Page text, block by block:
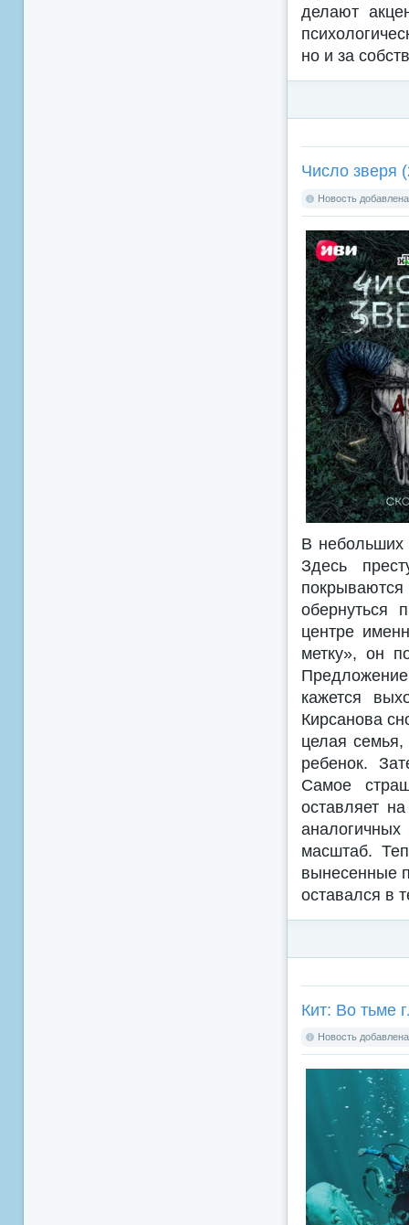
делают
но и за
Число зверя
Новость
В небольших
Здесь
обернуться
центре
метку», он
кажется
Кирсанова
целая семья,
ребенок.
Самое
оставляет
масштаб.
вынесенные
оставался в
Кит: Во тьме
Новость